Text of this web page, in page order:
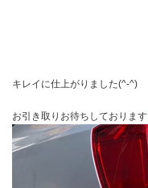
キレイに仕上がりました(^-^)
お引き取りお待ちしております